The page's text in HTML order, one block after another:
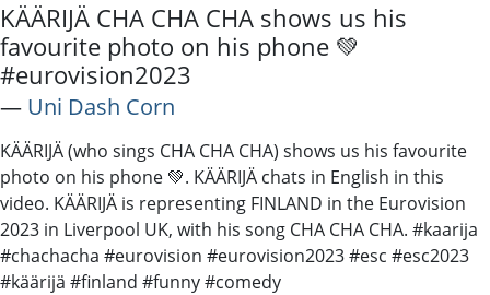
KÄÄRIJÄ CHA CHA CHA shows us his
favourite photo on his phone 💚
#eurovision2023
― Uni Dash Corn
KÄÄRIJÄ (who sings CHA CHA CHA) shows us his favourite
photo on his phone 💚. KÄÄRIJÄ chats in English in this
video. KÄÄRIJÄ is representing FINLAND in the Eurovision
2023 in Liverpool UK, with his song CHA CHA CHA. #kaarija
#chachacha #eurovision #eurovision2023 #esc #esc2023
#käärijä #finland #funny #comedy